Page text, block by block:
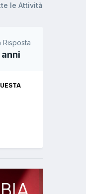
le Attività
Risposta
anni